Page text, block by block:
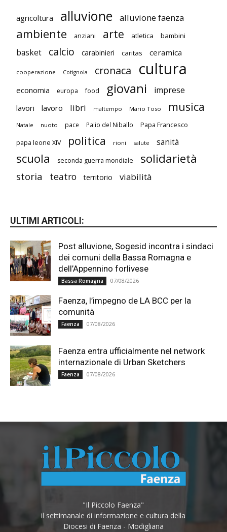
agricoltura alluvione alluvione faenza
ambiente anziani arte atletica bambini
basket calcio carabinieri caritas ceramica
cooperazione Cotignola cronaca cultura
economia europa food giovani imprese
lavori lavoro libri maltempo Mario Toso musica
Natale nuoto pace Palio del Niballo Papa Francesco
papa leone XIV politica rioni salute sanità
scuola seconda guerra mondiale solidarietà
storia teatro territorio viabilità
ULTIMI ARTICOLI:
Post alluvione, Sogesid incontra i sindaci
dei comuni della Bassa Romagna e
dell’Appennino forlivese
Bassa Romagna 07/08/2026
Faenza, l’impegno de LA BCC per la
comunità
Faenza 07/08/2026
Faenza entra ufficialmente nel network
internazionale di Urban Sketchers
Faenza 07/08/2026
"Il Piccolo Faenza"
il settimanale di informazione e cultura della
Diocesi di Faenza - Modigliana